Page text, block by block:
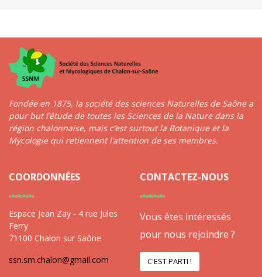
Fondée en 1875, la société des sciences Naturelles de Saône a
pour but l’étude de toutes les Sciences de la Nature dans la
région chalonnaise, mais c’est surtout la Botanique et la
Mycologie qui retiennent l’attention de ses membres.
COORDONNÉES
Espace Jean Zay - 4 rue Jules
Ferry
71100 Chalon sur Saône
ssn.sm.chalon@gmail.com
CONTACTEZ-NOUS
Vous êtes intéressés
pour nous rejoindre ?
C'EST PARTI !